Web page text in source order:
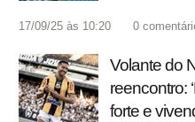
17/09/25 às 10:20 0
Volante do
reencontro:
forte e